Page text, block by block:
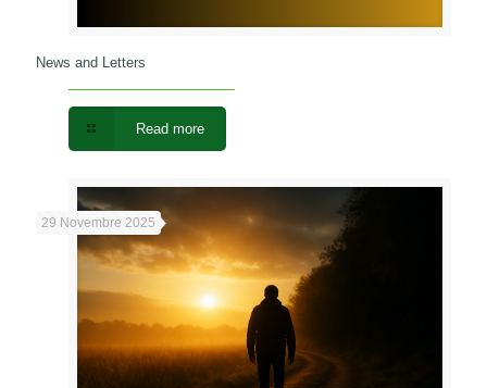
News and Letters
Read more
29 Novembre 2025